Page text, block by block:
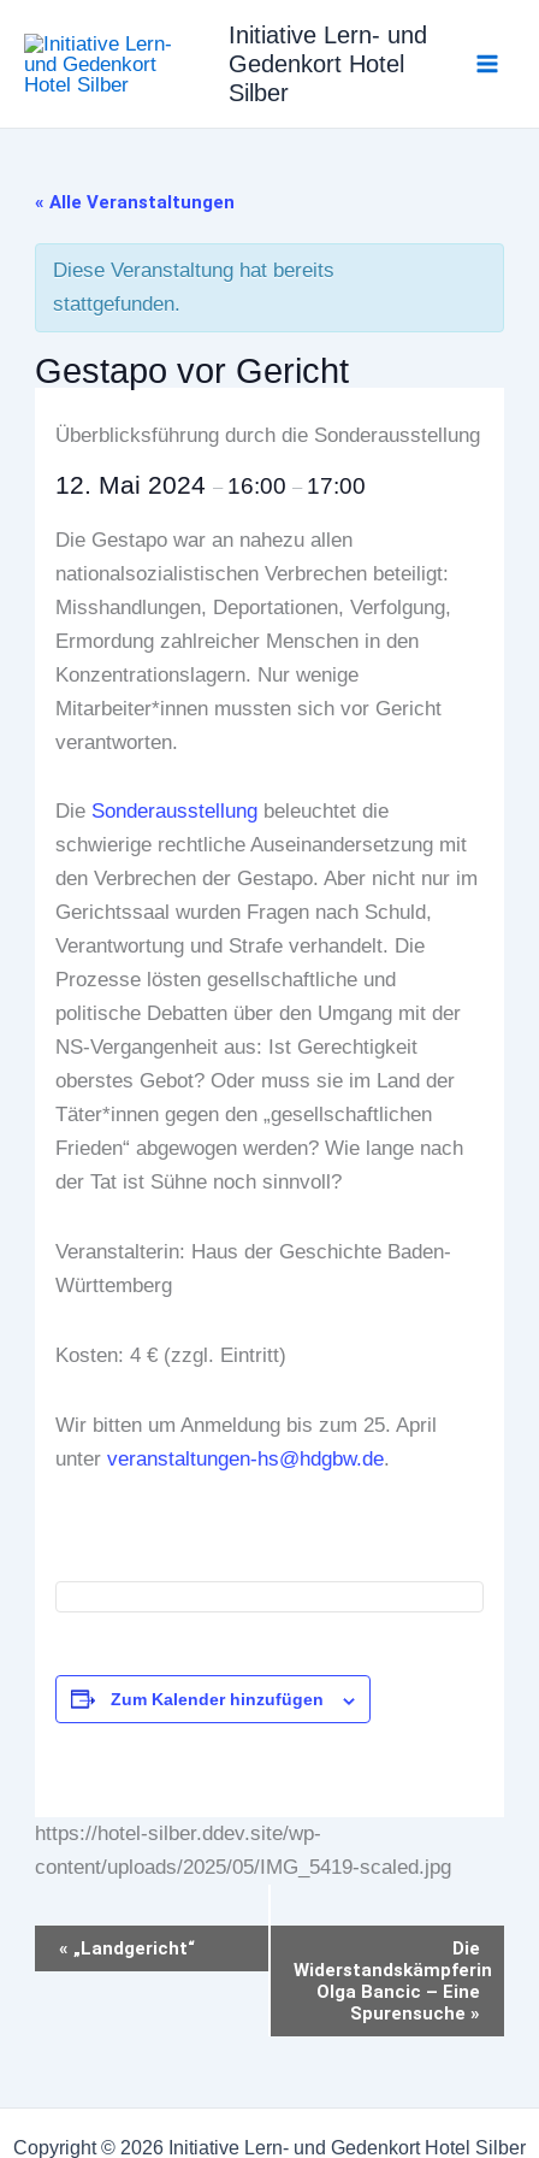
Inhalt
springen
Initiative Lern- und
Gedenkort Hotel
Silber
« Alle Veranstaltungen
Diese Veranstaltung hat bereits
stattgefunden.
Gestapo vor Gericht
Überblicksführung durch die Sonderausstellung
12. Mai 2024– 16:00– 17:00
Die Gestapo war an nahezu allen
nationalsozialistischen Verbrechen beteiligt:
Misshandlungen, Deportationen, Verfolgung,
Ermordung zahlreicher Menschen in den
Konzentrationslagern. Nur wenige
Mitarbeiter*innen mussten sich vor Gericht
verantworten.
Die Sonderausstellung beleuchtet die
schwierige rechtliche Auseinandersetzung mit
den Verbrechen der Gestapo. Aber nicht nur im
Gerichtssaal wurden Fragen nach Schuld,
Verantwortung und Strafe verhandelt. Die
Prozesse lösten gesellschaftliche und
politische Debatten über den Umgang mit der
NS-Vergangenheit aus: Ist Gerechtigkeit
oberstes Gebot? Oder muss sie im Land der
Täter*innen gegen den „gesellschaftlichen
Frieden“ abgewogen werden? Wie lange nach
der Tat ist Sühne noch sinnvoll?
Veranstalterin: Haus der Geschichte Baden-
Württemberg
Kosten: 4 € (zzgl. Eintritt)
Wir bitten um Anmeldung bis zum 25. April
unterveranstaltungen-hs@hdgbw.de.
Zum Kalender hinzufügen
https://hotel-silber.ddev.site/wp-
content/uploads/2025/05/IMG_5419-scaled.jpg
Veranstaltung-
Navigation
« „Landgericht“
Die
Widerstandskämpferin
Olga Bancic – Eine
Spurensuche »
Copyright © 2026 Initiative Lern- und Gedenkort Hotel Silber